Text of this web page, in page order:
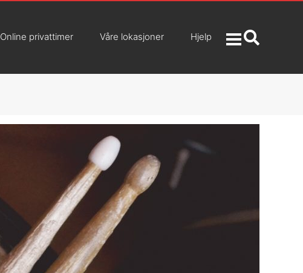
Online privattimer Våre lokasjoner Hjelp
Spørsmål og svar / kunnskapsdatabase
Ta en gratis prøvetime!
Bestill årets beste gavekort!
Facebook